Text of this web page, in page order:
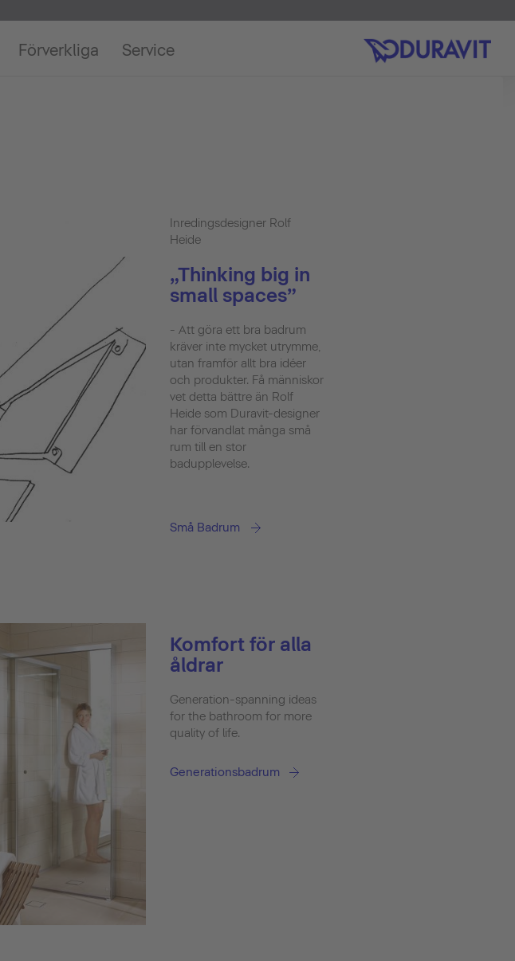
Förverkliga Service
Inredingsdesigner Rolf
Heide
„Thinking big in
small spaces”
- Att göra ett bra badrum
kräver inte mycket utrymme,
utan framför allt bra idéer
och produkter. Få människor
vet detta bättre än Rolf
Heide som Duravit-designer
har förvandlat många små
rum till en stor
badupplevelse.
Små Badrum
Komfort för alla
åldrar
Generation-spanning ideas
for the bathroom for more
quality of life.
Generationsbadrum